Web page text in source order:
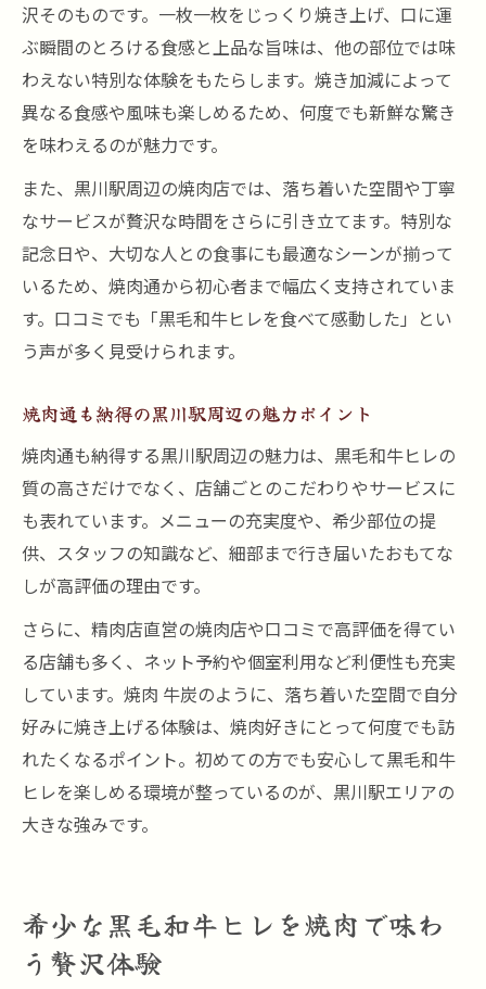
沢そのものです。一枚一枚をじっくり焼き上げ、口に運
ぶ瞬間のとろける食感と上品な旨味は、他の部位では味
わえない特別な体験をもたらします。焼き加減によって
異なる食感や風味も楽しめるため、何度でも新鮮な驚き
を味わえるのが魅力です。
また、黒川駅周辺の焼肉店では、落ち着いた空間や丁寧
なサービスが贅沢な時間をさらに引き立てます。特別な
記念日や、大切な人との食事にも最適なシーンが揃って
いるため、焼肉通から初心者まで幅広く支持されていま
す。口コミでも「黒毛和牛ヒレを食べて感動した」とい
う声が多く見受けられます。
焼肉通も納得の黒川駅周辺の魅力ポイント
焼肉通も納得する黒川駅周辺の魅力は、黒毛和牛ヒレの
質の高さだけでなく、店舗ごとのこだわりやサービスに
も表れています。メニューの充実度や、希少部位の提
供、スタッフの知識など、細部まで行き届いたおもてな
しが高評価の理由です。
さらに、精肉店直営の焼肉店や口コミで高評価を得てい
る店舗も多く、ネット予約や個室利用など利便性も充実
しています。焼肉 牛炭のように、落ち着いた空間で自分
好みに焼き上げる体験は、焼肉好きにとって何度でも訪
れたくなるポイント。初めての方でも安心して黒毛和牛
ヒレを楽しめる環境が整っているのが、黒川駅エリアの
大きな強みです。
希少な黒毛和牛ヒレを焼肉で味わ
う贅沢体験